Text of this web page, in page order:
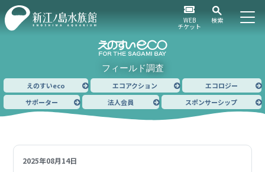
WEB
チケット
検索
フィールド調査
えのすいeco エコアクション
エコロジー
サポーター
法人会員 スポンサーシップ
2025年08月14日